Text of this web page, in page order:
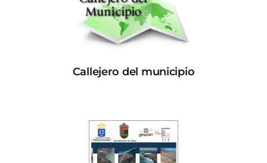
Callejero del municipio